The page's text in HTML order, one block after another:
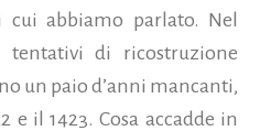
cui abbiamo parlato. Nel
di ricostruzione
un paio d’anni mancanti,
e il 1423. Cosa accadde in